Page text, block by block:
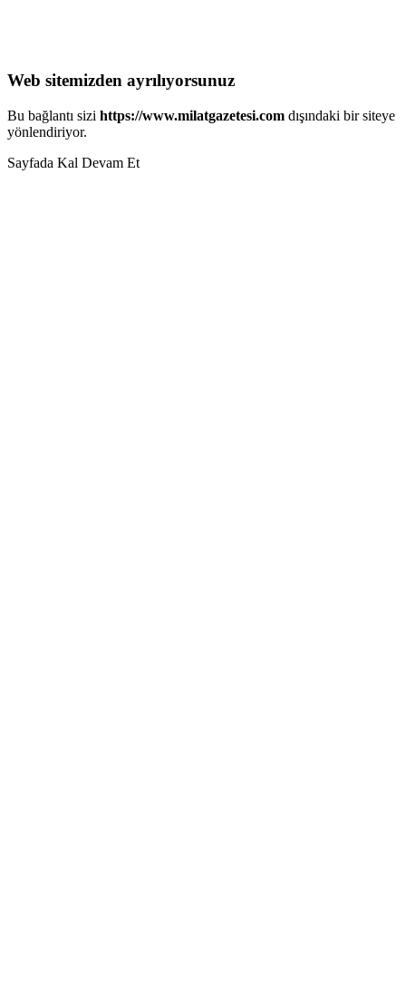
Web sitemizden ayrılıyorsunuz
Bu bağlantı sizi https://www.milatgazetesi.com dışındaki bir siteye
yönlendiriyor.
Sayfada Kal Devam Et